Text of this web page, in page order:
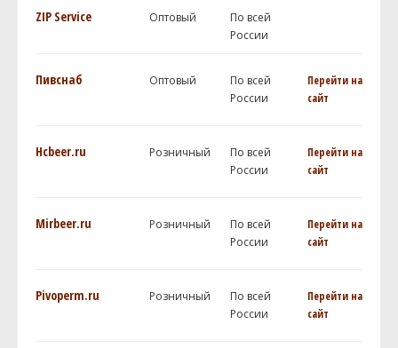
ZIP Service Оптовый
По всей
России
Пивснаб Оптовый
По всей
России
Перейти на
сайт
Hcbeer.ru Розничный
По всей
России
Перейти на
сайт
Mirbeer.ru Розничный
По всей
России
Перейти на
сайт
Pivoperm.ru Розничный
По всей
России
Перейти на
сайт